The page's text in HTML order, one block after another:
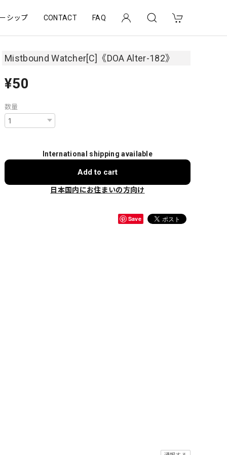
シップ CONTACT FAQ
Mistbound Watcher[C]《DOA Alter-182》
¥50
数量
International shipping available
Add to cart
日本国内にお住まいの方向け
Save